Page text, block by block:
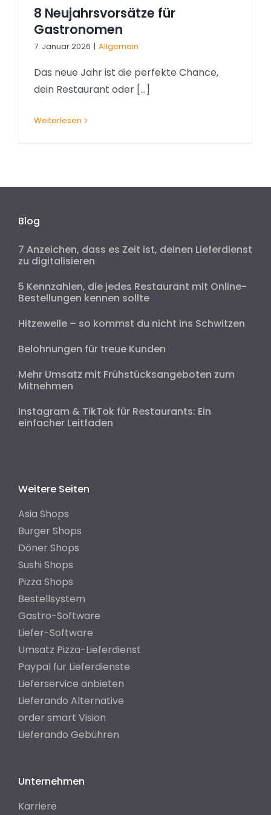
8 Neujahrsvorsätze für
Gastronomen
7. Januar 2026 | Allgemein
Das neue Jahr ist die perfekte Chance,
dein Restaurant oder [...]
Weiterlesen
Blog
7 Anzeichen, dass es Zeit ist, deinen Lieferdienst
zu digitalisieren
5 Kennzahlen, die jedes Restaurant mit Online-
Bestellungen kennen sollte
Hitzewelle – so kommst du nicht ins Schwitzen
Belohnungen für treue Kunden
Mehr Umsatz mit Frühstücksangeboten zum
Mitnehmen
Instagram & TikTok für Restaurants: Ein
einfacher Leitfaden
Weitere Seiten
Asia Shops
Burger Shops
Döner Shops
Sushi Shops
Pizza Shops
Bestellsystem
Gastro-Software
Liefer-Software
Umsatz Pizza-Lieferdienst
Paypal für Lieferdienste
Lieferservice anbieten
Lieferando Alternative
order smart Vision
Lieferando Gebühren
Unternehmen
Karriere